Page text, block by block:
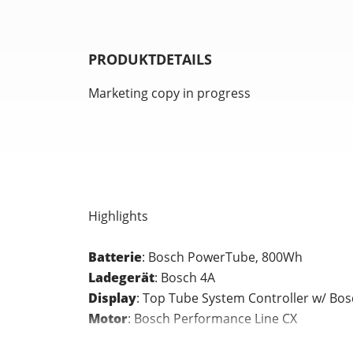
PRODUKTDETAILS
Marketing copy in progress
Highlights
Batterie: Bosch PowerTube, 800Wh
Ladegerät: Bosch 4A
Display: Top Tube System Controller w/
Motor: Bosch Performance Line CX
: Fillmore Tubeless Valves, Bosch